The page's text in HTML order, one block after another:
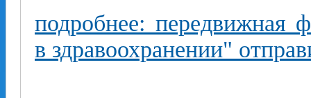
подробнее: передвижная
в здравоохранении"